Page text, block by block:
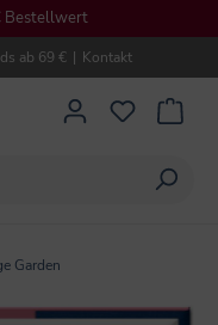
Bestellwert
ab 69 € | Kontakt
Garden